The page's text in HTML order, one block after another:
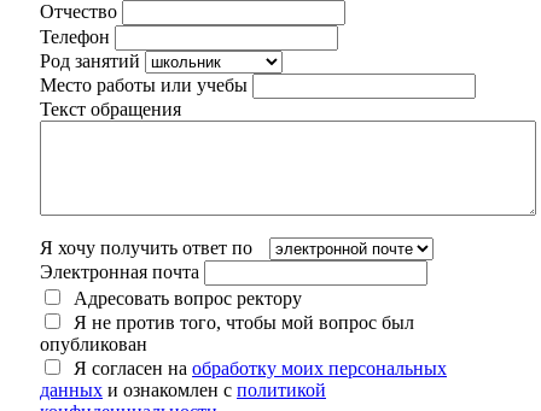
Отчество
Телефон
Род занятий
Место работы или учебы
Текст обращения
Я хочу получить ответ по
Электронная почта
Адресовать вопрос ректору
Я не против того, чтобы мой вопрос был
опубликован
Я согласен на обработку моих персональных
данных и ознакомлен с политикой